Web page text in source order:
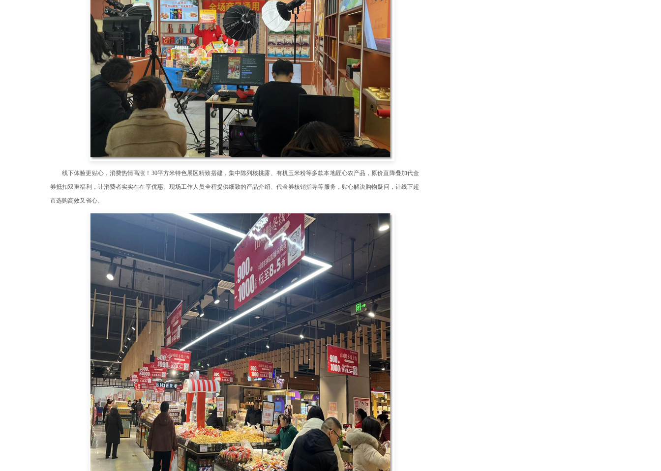
线下体验更贴心，消费热情高涨！30平方米特色展区精致搭建，集中陈列核桃露、有机玉米粉等多款本地匠心农产品，原价直降叠加代金
券抵扣双重福利，让消费者实实在在享优惠。现场工作人员全程提供细致的产品介绍、代金券核销指导等服务，贴心解决购物疑问，让线下超
市选购高效又省心。